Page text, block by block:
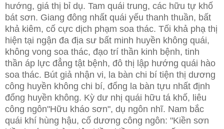
hướng, giá thị bỉ dụ. Tam quái trung, các hữu tự khố
bát sơn. Giang đông nhất quái yếu thanh thuần, bất
khả kiêm, cố cực dịch phạm soa thác. Tối khả phạ thị
hiện tại ngận đa địa sư bất minh huyền không quái,
không vong soa thác, đạo trí thần kinh bệnh, tinh
thần áp lực đẳng tật bệnh, đô thị lập hướng quái hào
soa thác. Bút giả nhận vi, la bàn chi bí tiện thị dương
công huyền không chi bí, đổng la bàn tựu nhất định
đổng huyền không. Kỳ dư nhị quái hữu tá khố, liêu
công ngôn"Hữu kháo sơn", dụ ngôn nhĩ. Nam bắc
quái khí hùng hậu, cố dương công ngôn: "Kiền sơn